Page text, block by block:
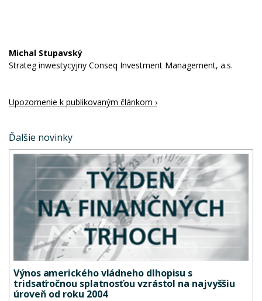
Michal Stupavský
Strateg inwestycyjny Conseq Investment Management, a.s.
Upozornenie k publikovaným článkom ›
Ďalšie novinky
Výnos amerického vládneho dlhopisu s
tridsaťročnou splatnosťou vzrástol na najvyššiu
úroveň od roku 2004